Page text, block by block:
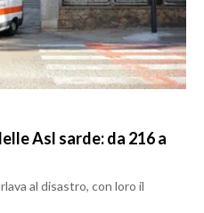
Asl sarde: da 216 a
al disastro, con loro il